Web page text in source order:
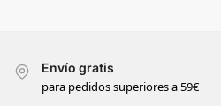
Envío gratis
para pedidos superiores a 59€